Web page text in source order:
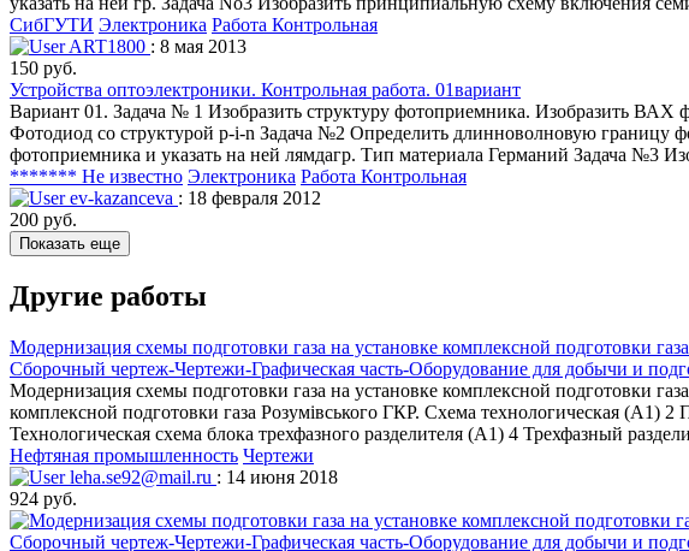
СибГУТИ Электроника Работа Контрольная
ART1800 : 8 мая 2013
150 руб.
Устройства оптоэлектроники. Контрольная работа. 01вариант
Вариант 01. Задача № 1 Изобразить структуру фотоприемника. Изобразить
Фотодиод со структурой р-i-n Задача №2 Определить длинноволновую границу
фотоприемника и указать на ней лямдагр. Тип материала Германий Задача №3
******* Не известно Электроника Работа Контрольная
ev-kazanceva : 18 февраля 2012
200 руб.
Показать еще
Другие работы
Модернизация схемы подготовки газа на установке комплексной подготовки
Сборочный чертеж-Чертежи-Графическая часть-Оборудование для добычи и
Модернизация схемы подготовки газа на установке комплексной подготовки
комплексной подготовки газа Розумівського ГКР. Схема технологическая
Технологическая схема блока трехфазного разделителя (А1) 4 Трехфазный
Нефтяная промышленность Чертежи
leha.se92@mail.ru : 14 июня 2018
924 руб.